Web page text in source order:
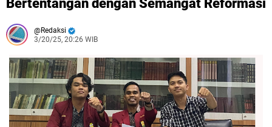
Bertentangan dengan Semangat Reformasi
Redaksi
3/20/25, 20:26 WIB